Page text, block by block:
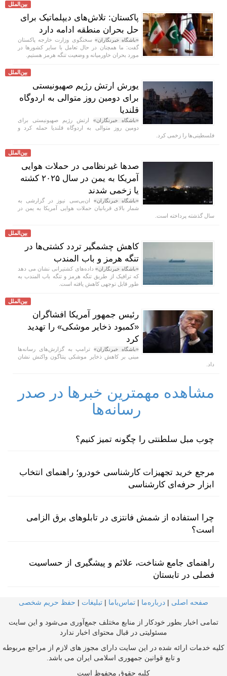
بین‌الملل
پاکستان: تلاش‌های دیپلماتیک برای
حل بحران منطقه ادامه دارد
«باشگاه خبرنگاران» سخنگوی وزارت خارجه پاکستان
گفت: ما همچنان در حال تعامل با سایر کشور‌ها در
مورد بحران خاورمیانه و وضعیت تنگه هرمز هستیم.
بین‌الملل
یورش ارتش رژیم صهیونیستی
برای دومین روز متوالی به اردوگاه
قلندیا
«باشگاه خبرنگاران» ارتش رژیم صهیونیستی برای
دومین روز متوالی به اردوگاه قلندیا حمله کرد و
فلسطینی‌ها را زخمی کرد.
بین‌الملل
صد‌ها غیرنظامی در حملات هوایی
آمریکا به یمن در سال ۲۰۲۵ کشته
یا زخمی شدند
«باشگاه خبرنگاران» ان‌بی‌سی نیوز در گزارشی به
شمار بالای قربانیان حملات هوایی آمریکا به یمن در
سال گذشته پرداخته است.
بین‌الملل
کاهش چشمگیر تردد کشتی‌ها در
تنگه هرمز و باب المندب
«باشگاه خبرنگاران»داده‌های کشتیرانی نشان می دهد
که ترافیک از طریق تنگه هرمز و تنگه باب المندب به
طور قابل توجهی کاهش یافته است.
بین‌الملل
رئیس جمهور آمریکا افشاگران
«کمبود ذخایر موشکی» را تهدید
کرد
«باشگاه خبرنگاران»ترامپ به گزارش‌های رسانه‌ها
مبنی بر کاهش ذخایر موشکی پنتاگون واکنش نشان
داد.
مشاهده مهمترین خبرها در صدر
رسانه‌ها
چوب مبل سلطنتی را چگونه تمیز کنیم؟
مرجع خرید تجهیزات کارشناسی خودرو؛ راهنمای انتخاب
ابزار حرفه‌ای کارشناسی
چرا استفاده از شمش فانتزی در تابلوهای برق الزامی
است؟
راهنمای جامع شناخت، علائم و پیشگیری از حساسیت
فصلی در تابستان
صفحه اصلی | درباره‌ما | تماس‌با‌ما | تبلیغات | حفظ حریم شخصی
تمامی اخبار بطور خودکار از منابع مختلف جمع‌آوری می‌شود و این سایت
مسئولیتی در قبال محتوای اخبار ندارد
کلیه خدمات ارائه شده در این سایت دارای مجوز های لازم از مراجع مربوطه
و تابع قوانین جمهوری اسلامی ایران می باشد.
کلیه حقوق محفوظ است